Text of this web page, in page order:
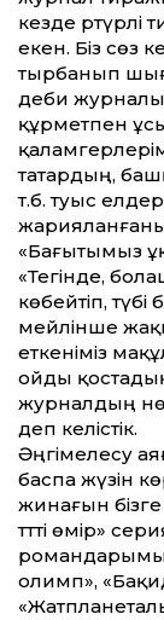
кезде
екен. Біз сөз
тырбанып
әдеби
құрметпен
татардың,
т.б. туыс
«Бағытымыз
«Тегінде,
көбейтіп,
мейлінше
еткеніміз
ойды
журналдың
деп келістік.
Әңгімелесу
баспа жүзін
жинағын бізге
тәтті өмір»
олимп»,